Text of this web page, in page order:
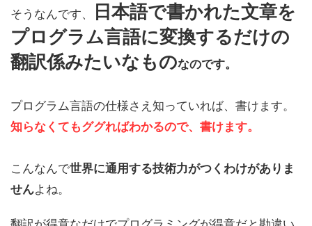
そうなんです、
日本語で書かれた文章を
プログラム言語に変換するだけの
翻訳係みたいなものなのです。
プログラム言語の仕様さえ知っていれば、書けます。
知らなくてもググればわかるので、書けます。
こんなんで世界に通用する技術力がつくわけがありま
せんよね。